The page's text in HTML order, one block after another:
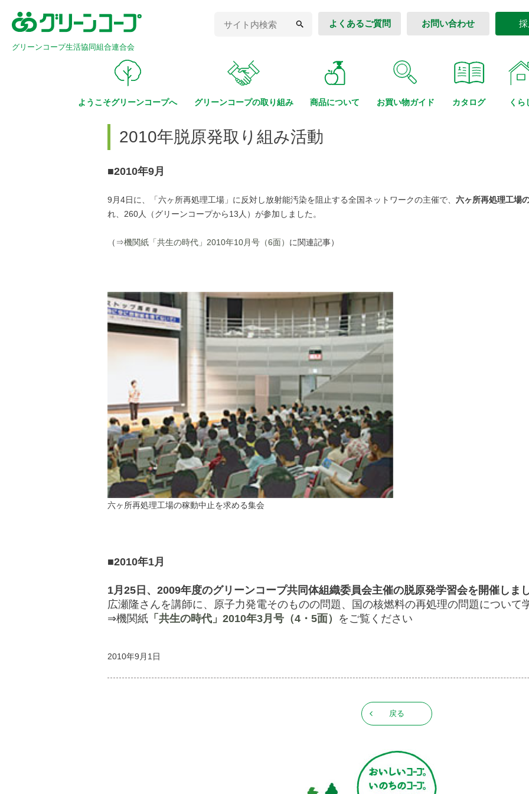
グリーンコープ生活協同組合連合会
よくあるご質問 お問い合わせ
ようこそグリーンコープへ グリーンコープの取り組み 商品について お買い物ガイド カタログ くら
2010年脱原発取り組み活動
■2010年9月
9月4日に、「六ヶ所再処理工場」に反対し放射能汚染を阻止する全国ネットワークの主催で、 六ヶ所再処理工場
れ、260人（グリーンコープから13人）が参加しました。
（⇒機関紙「共生の時代」2010年10月号（6面） に関連記事）
六ヶ所再処理工場の稼動中止を求める集会
■2010年1月
1月25日、2009年度のグリーンコープ共同体組織委員会主催の脱原発学習会を開催しま
広瀬隆さんを講師に、原子力発電そのものの問題、国の核燃料の再処理の問題について
⇒機関紙 「共生の時代」2010年3月号（4・5面） をご覧ください
2010年9月1日
戻る